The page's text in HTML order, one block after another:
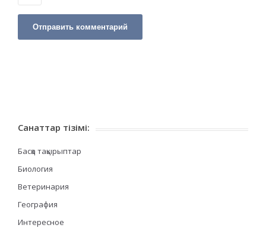
Санаттар тізімі:
Басқа тақырыптар
Биология
Ветеринария
География
Интересное